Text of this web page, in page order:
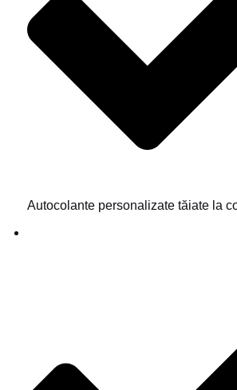
Autocolante personalizate tăiate la